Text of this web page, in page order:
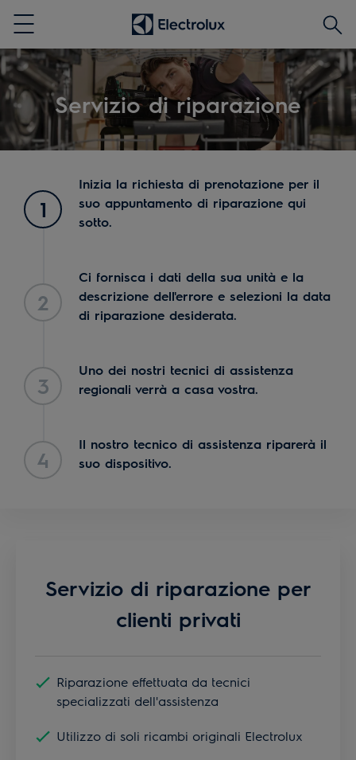
Menu
Servizio di riparazione
1
Inizia la richiesta di prenotazione per il
suo appuntamento di riparazione qui
sotto.
2
Ci fornisca i dati della sua unità e la
descrizione dell'errore e selezioni la data
di riparazione desiderata.
3
Uno dei nostri tecnici di assistenza
regionali verrà a casa vostra.
4
Il nostro tecnico di assistenza riparerà il
suo dispositivo.
Servizio di riparazione per
clienti privati
Riparazione effettuata da tecnici
specializzati dell'assistenza
Utilizzo di soli ricambi originali Electrolux